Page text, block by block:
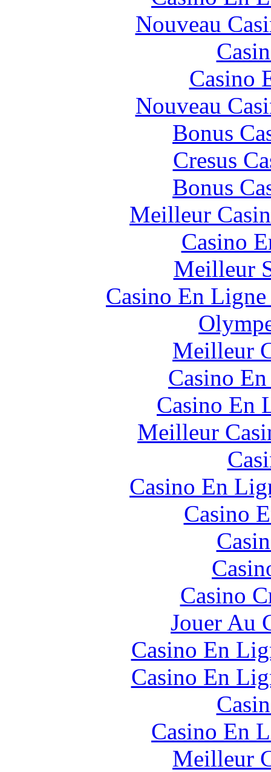
Nouveau
Casino
Nouveau
Bonus
Cresus
Bonus
Meilleur
Casino
Meilleur
Casino En
Meilleur
Casino
Casino En
Meilleur
Casino En
Casino
Casino
Jouer Au
Casino En
Casino En
Casino En
Meilleur